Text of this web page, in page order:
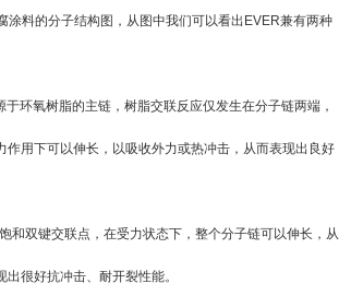
涂料的分子结构图，从图中我们可以看出 EVER兼有两种
于环氧树脂的主链，树脂交联反应仅发生在分子链两端，
作用下可以伸长，以吸收外力或热冲击，从而表现出良好
和双键交联点，在受力状态下，整个分子链可以伸长，从
很好抗冲击、耐开裂性能。